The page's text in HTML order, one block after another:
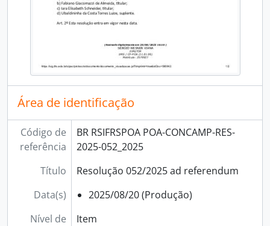
Área de identificação
Código de
referência
BR RSIFRSPOA POA-CONCAMP-RES-
2025-052_2025
Título
Resolução 052/2025 ad referendum
Data(s)
2025/08/20 (Produção)
Nível de
Item